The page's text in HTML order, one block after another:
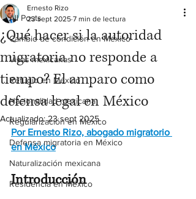
All Posts
Cambio de condición en México
Visas mexicanas
Refugio en México
Nacionalidad mexicana
Regularización en México
Defensa migratoria en México
Naturalización mexicana
Residencia en México
¿Qué hacer si la autoridad
migratoria no responde a
tiempo? El amparo como
defensa legal en México
Ernesto Rizo
23 sept 2025 7 min de lectura
Actualizado:23 sept 2025
Por Ernesto Rizo, abogado migratorio
en México
Introducción